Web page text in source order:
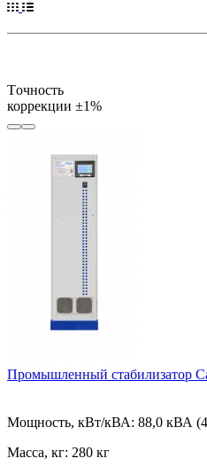
Tочность
коррекции ±1%
Промышленный стабилизатор
Мощность, кВт/кВА: 88,0 кВА
Масса, кг: 280 кг